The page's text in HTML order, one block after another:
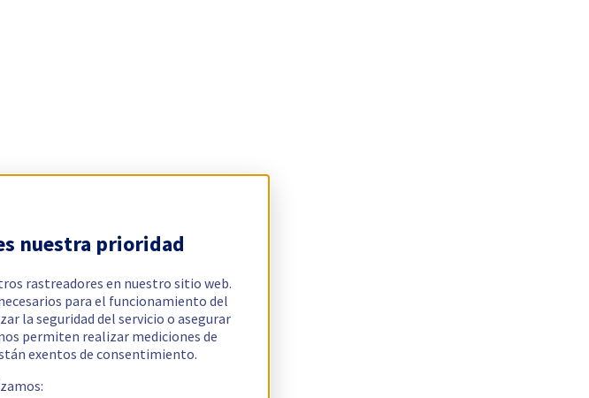
nuestra prioridad
rastreadores en nuestro sitio web.
para el funcionamiento del
la seguridad del servicio o asegurar
permiten realizar mediciones de
exentos de consentimiento.